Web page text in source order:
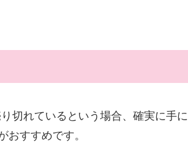
切れているという場合、確実に手に
おすすめです。